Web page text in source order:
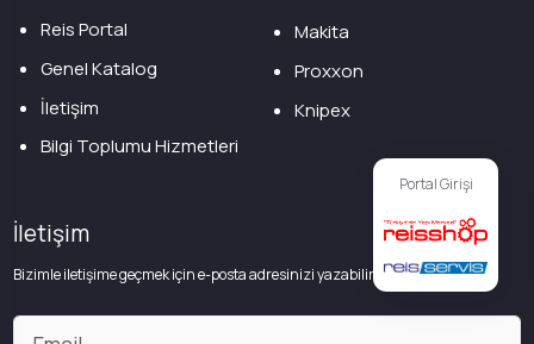
Portal Girişi
Reis Portal
Genel Katalog
İletişim
Bilgi Toplumu Hizmetleri
Makita
Proxxon
Knipex
İletişim
Bizimle iletişime geçmek için e-posta adresinizi yazabilirsiniz